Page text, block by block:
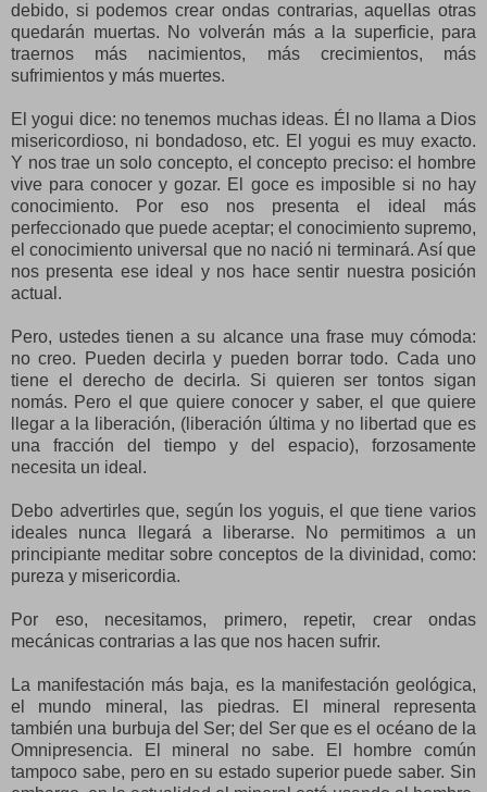
debido, si podemos crear ondas contrarias, aquellas otras
quedarán muertas. No volverán más a la superficie, para
traernos más nacimientos, más crecimientos, más
sufrimientos y más muertes.
El yogui dice: no tenemos muchas ideas. Él no llama a Dios
misericordioso, ni bondadoso, etc. El yogui es muy exacto.
Y nos trae un solo concepto, el concepto preciso: el hombre
vive para conocer y gozar. El goce es imposible si no hay
conocimiento. Por eso nos presenta el ideal más
perfeccionado que puede aceptar; el conocimiento supremo,
el conocimiento universal que no nació ni terminará. Así que
nos presenta ese ideal y nos hace sentir nuestra posición
actual.
Pero, ustedes tienen a su alcance una frase muy cómoda:
no creo. Pueden decirla y pueden borrar todo. Cada uno
tiene el derecho de decirla. Si quieren ser tontos sigan
nomás. Pero el que quiere conocer y saber, el que quiere
llegar a la liberación, (liberación última y no libertad que es
una fracción del tiempo y del espacio), forzosamente
necesita un ideal.
Debo advertirles que, según los yoguis, el que tiene varios
ideales nunca llegará a liberarse. No permitimos a un
principiante meditar sobre conceptos de la divinidad, como:
pureza y misericordia.
Por eso, necesitamos, primero, repetir, crear ondas
mecánicas contrarias a las que nos hacen sufrir.
La manifestación más baja, es la manifestación geológica,
el mundo mineral, las piedras. El mineral representa
también una burbuja del Ser; del Ser que es el océano de la
Omnipresencia. El mineral no sabe. El hombre común
tampoco sabe, pero en su estado superior puede saber. Sin